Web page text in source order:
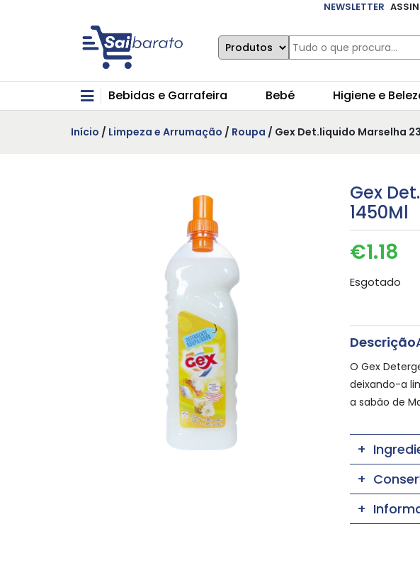
NEWSLETTER
Bebidas e Garrafeira Bebé Higiene e
Início / Limpeza e Arrumação / Roupa / Gex Det.liquido Marselha
Gex
1450Ml
€1.18
Esgotado
Descrição
O Gex
deixando-a
a sabão de